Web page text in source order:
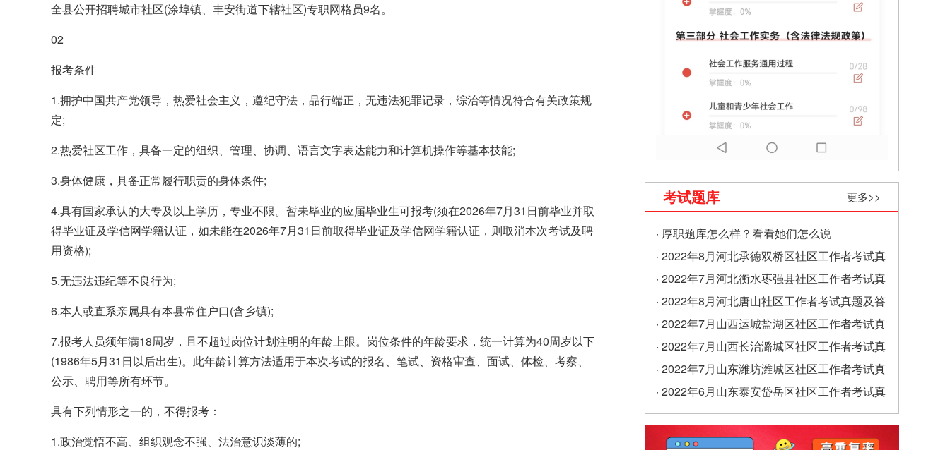
全县公开招聘城市社区(涂埠镇、丰安街道下辖社区)专职网格员9名。
02
报考条件
1.拥护中国共产党领导，热爱社会主义，遵纪守法，品行端正，无违法犯罪记录，综治等情况符合有关政策规
定;
2.热爱社区工作，具备一定的组织、管理、协调、语言文字表达能力和计算机操作等基本技能;
3.身体健康，具备正常履行职责的身体条件;
4.具有国家承认的大专及以上学历，专业不限。暂未毕业的应届毕业生可报考(须在2026年7月31日前毕业并取
得毕业证及学信网学籍认证，如未能在2026年7月31日前取得毕业证及学信网学籍认证，则取消本次考试及聘
用资格);
5.无违法违纪等不良行为;
6.本人或直系亲属具有本县常住户口(含乡镇);
7.报考人员须年满18周岁，且不超过岗位计划注明的年龄上限。岗位条件的年龄要求，统一计算为40周岁以下
(1986年5月31日以后出生)。此年龄计算方法适用于本次考试的报名、笔试、资格审查、面试、体检、考察、
公示、聘用等所有环节。
具有下列情形之一的，不得报考：
1.政治觉悟不高、组织观念不强、法治意识淡薄的;
考试题库 更多>>
· 厚职题库怎么样？看看她们怎么说
· 2022年8月河北承德双桥区社区工作者考试真
题及答案（精选）
· 2022年7月河北衡水枣强县社区工作者考试真
题及答案
· 2022年8月河北唐山社区工作者考试真题及答
案
· 2022年7月山西运城盐湖区社区工作者考试真
题及答案
· 2022年7月山西长治潞城区社区工作者考试真
题及答案
· 2022年7月山东潍坊潍城区社区工作者考试真
题及答案
· 2022年6月山东泰安岱岳区社区工作者考试真
题及答案（精选）